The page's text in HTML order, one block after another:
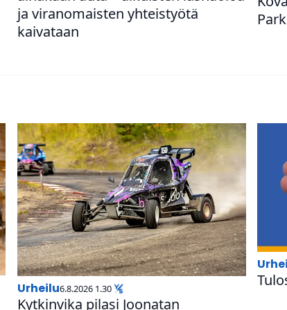
ja vira­no­mais­ten yhteis­työtä
kaivataan
urheilu6.8.2026 1.30
Kyt­kin­vika pilasi Joonatan